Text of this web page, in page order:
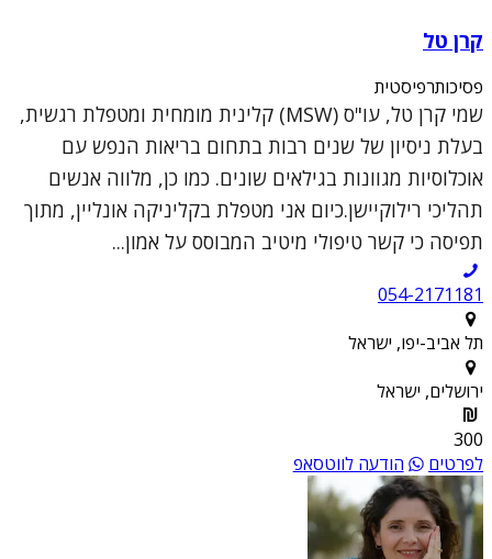
קרן טל
פסיכותרפיסטית
שמי קרן טל, עו"ס (MSW) קלינית מומחית ומטפלת רגשית,
בעלת ניסיון של שנים רבות בתחום בריאות הנפש עם
אוכלוסיות מגוונות בגילאים שונים. כמו כן, מלווה אנשים
תהליכי רילוקיישן.כיום אני מטפלת בקליניקה אונליין, מתוך
תפיסה כי קשר טיפולי מיטיב המבוסס על אמון...
054-2171181
תל אביב-יפו, ישראל
ירושלים, ישראל
300
לפרטים
הודעה לווטסאפ